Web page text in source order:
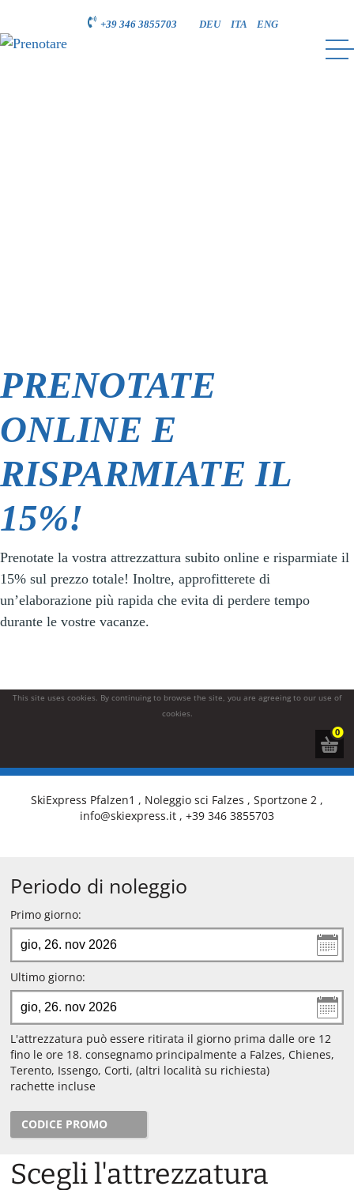
+39 346 3855703 DEU ITA ENG
PRENOTATE
ONLINE E
RISPARMIATE IL
15%!
Prenotate la vostra attrezzattura subito online e risparmiate il
15% sul prezzo totale! Inoltre, approfitterete di
un’elaborazione più rapida che evita di perdere tempo
durante le vostre vacanze.